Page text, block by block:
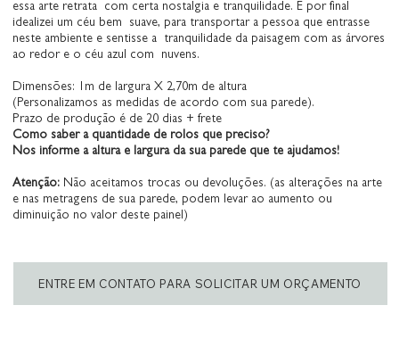
essa arte retrata com certa nostalgia e tranquilidade. E por final
idealizei um céu bem suave, para transportar a pessoa que entrasse
neste ambiente e sentisse a tranquilidade da paisagem com as árvores
ao redor e o céu azul com nuvens.
Dimensões: 1m de largura X 2,70m de altura
(Personalizamos as medidas de acordo com sua parede).
Prazo de produção é de 20 dias + frete
Como saber a quantidade de rolos que preciso?
Nos informe a altura e largura da sua parede que te ajudamos!
Atenção: Não aceitamos trocas ou devoluções. (as alterações na arte
e nas metragens de sua parede, podem levar ao aumento ou
diminuição no valor deste painel)
ENTRE EM CONTATO PARA SOLICITAR UM ORÇAMENTO